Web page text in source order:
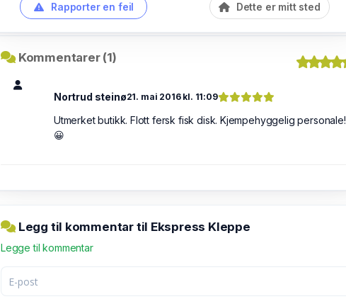
Rapporter en feil Dette er mitt sted
Kommentarer (1)
Nortrud steinø21. mai 2016 kl. 11:09
Utmerket butikk. Flott fersk fisk disk. Kjempehyggelig personale!
😀
Legg til kommentar til Ekspress Kleppe
Legge til kommentar